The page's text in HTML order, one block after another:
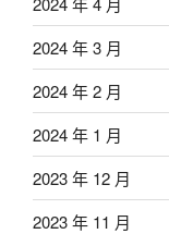
2024 年 3 月
2024 年 2 月
2024 年 1 月
2023 年 12 月
2023 年 11 月